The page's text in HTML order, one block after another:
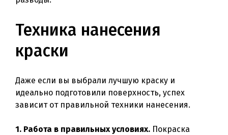
Техника нанесения
краски
Даже если вы выбрали лучшую краску и
идеально подготовили поверхность, успех
зависит от правильной техники нанесения.
1. Работа в правильных условиях. Покраска